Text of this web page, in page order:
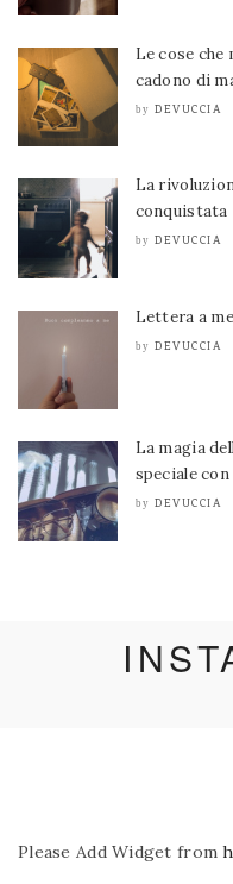
Le cose
cadono di
by DEVUCCIA
La
conquistata
by DEVUCCIA
Lettera a
by DEVUCCIA
La magia
speciale con
by DEVUCCIA
Please Add Widget from